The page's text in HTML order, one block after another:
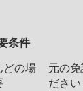
条件
どの場
元の
ださい